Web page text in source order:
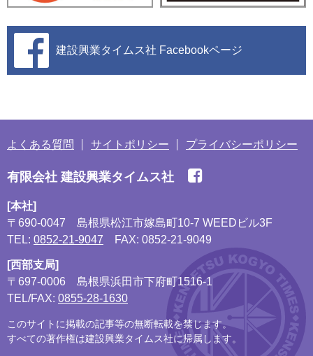
建設興業タイムス社 Facebookページ
よくある質問 サイトポリシー プライバシーポリシー
有限会社 建設興業タイムス社
[本社]
〒690-0047
島根県松江市嫁島町10-7 WEEDビル3F
TEL: 0852-21-9047 FAX: 0852-21-9049
[西部支局]
〒697-0006
島根県浜田市下府町1516-1
TEL/FAX: 0855-28-1630
このサイトに掲載の記事等の無断転載を禁じます。
すべての著作権は建設興業タイムス社に帰属します。